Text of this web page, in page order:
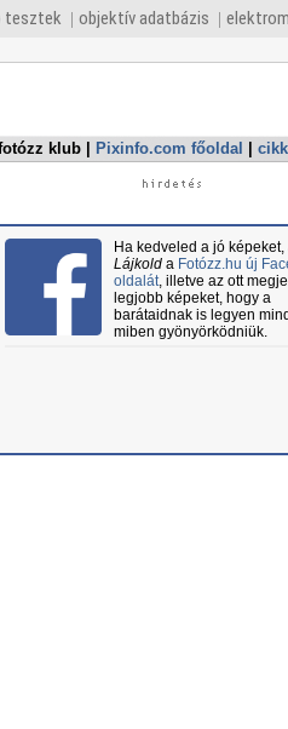
tesztek objektív adatbázis
klub Pixinfo.com főoldal
Ha kedveled a jó képeket,
Lájkolda Fotózz.hu új
oldalát, illetve az ott
legjobb képeket, hogy a
barátaidnak is legyen
miben gyönyörködniük.